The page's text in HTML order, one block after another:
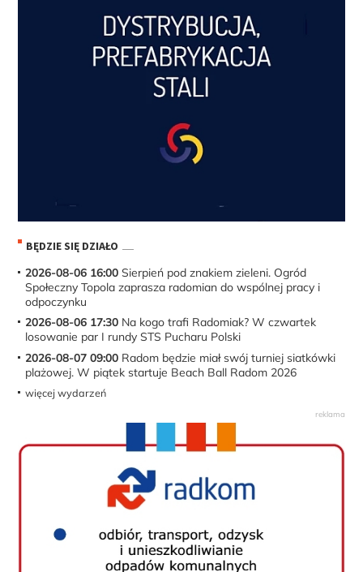
BĘDZIE SIĘ DZIAŁO
2026-08-06 16:00 Sierpień pod znakiem zieleni. Ogród
Społeczny Topola zaprasza radomian do wspólnej pracy i
odpoczynku
2026-08-06 17:30 Na kogo trafi Radomiak? W czwartek
losowanie par I rundy STS Pucharu Polski
2026-08-07 09:00 Radom będzie miał swój turniej siatkówki
plażowej. W piątek startuje Beach Ball Radom 2026
więcej wydarzeń